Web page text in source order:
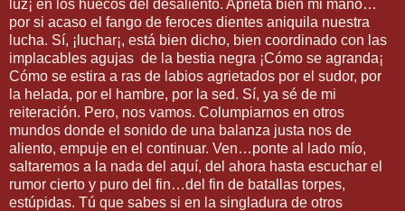
luz¡ en los huecos del desaliento. Aprieta bien mi mano…
por si acaso el fango de feroces dientes aniquila nuestra
lucha. Sí, ¡luchar¡, está bien dicho, bien coordinado con las
implacables agujas de la bestia negra ¡Cómo se agranda¡
Cómo se estira a ras de labios agrietados por el sudor, por
la helada, por el hambre, por la sed. Sí, ya sé de mi
reiteración. Pero, nos vamos. Columpiarnos en otros
mundos donde el sonido de una balanza justa nos de
aliento, empuje en el continuar. Ven…ponte al lado mío,
saltaremos a la nada del aquí, del ahora hasta escuchar el
rumor cierto y puro del fin…del fin de batallas torpes,
estúpidas. Tú que sabes si en la singladura de otros